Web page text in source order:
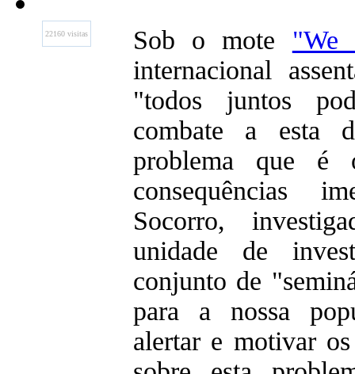
22160 visitas Sob o mote "We
internacional
"todos juntos
combate a esta
problema que
consequências
Socorro,
unidade de
conjunto de
para a nossa
alertar e motivar